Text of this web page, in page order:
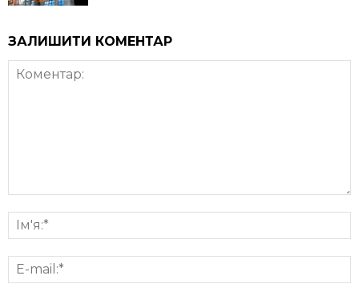
ЗАЛИШИТИ КОМЕНТАР